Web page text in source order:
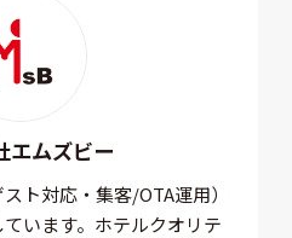
エムズビー
ト対応・集客/OTA運用）
います。ホテルクオリテ